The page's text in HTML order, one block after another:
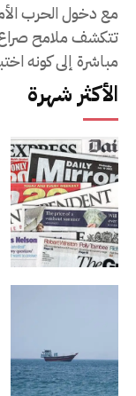
مع دخول الحرب
تتكشف ملامح
مباشرة إلى كونه
الأكثر شهرة